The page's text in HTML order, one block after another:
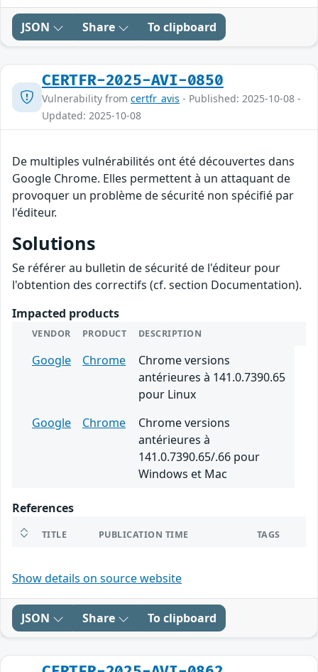
JSON Share To clipboard
CERTFR-2025-AVI-0850
Vulnerability from certfr_avis - Published: 2025-10-08 -
Updated: 2025-10-08
De multiples vulnérabilités ont été découvertes dans
Google Chrome. Elles permettent à un attaquant de
provoquer un problème de sécurité non spécifié par
l'éditeur.
Solutions
Se référer au bulletin de sécurité de l'éditeur pour
l'obtention des correctifs (cf. section Documentation).
Impacted products
VENDOR PRODUCT DESCRIPTION
Google Chrome
Chrome versions
antérieures à 141.0.7390.65
pour Linux
Google
Chrome
Chrome versions
antérieures à
141.0.7390.65/.66 pour
Windows et Mac
References
TITLE PUBLICATION TIME TAGS
Show details on source website
JSON Share To clipboard